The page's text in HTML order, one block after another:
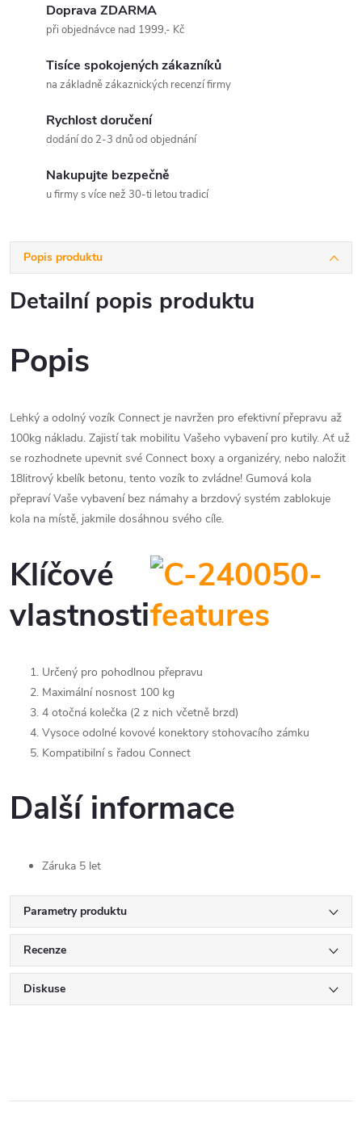
Doprava ZDARMA
při objednávce nad 1999,- Kč
Tisíce spokojených zákazníků
na základně zákaznických recenzí firmy
Rychlost doručení
dodání do 2-3 dnů od objednání
Nakupujte bezpečně
u firmy s více než 30-ti letou tradicí
Popis produktu
Detailní popis produktu
Popis
Lehký a odolný vozík Connect je navržen pro efektivní přepravu až
100kg nákladu. Zajistí tak mobilitu Vašeho vybavení pro kutily. Ať už
se rozhodnete upevnit své Connect boxy a organizéry, nebo naložit
18litrový kbelík betonu, tento vozík to zvládne! Gumová kola
přepraví Vaše vybavení bez námahy a brzdový systém zablokuje
kola na místě, jakmile dosáhnou svého cíle.
Klíčové
vlastnosti
Určený pro pohodlnou přepravu
Maximální nosnost 100 kg
4 otočná kolečka (2 z nich včetně brzd)
Vysoce odolné kovové konektory stohovacího zámku
Kompatibilní s řadou Connect
Další informace
Záruka 5 let
Parametry produktu
Recenze
Diskuse